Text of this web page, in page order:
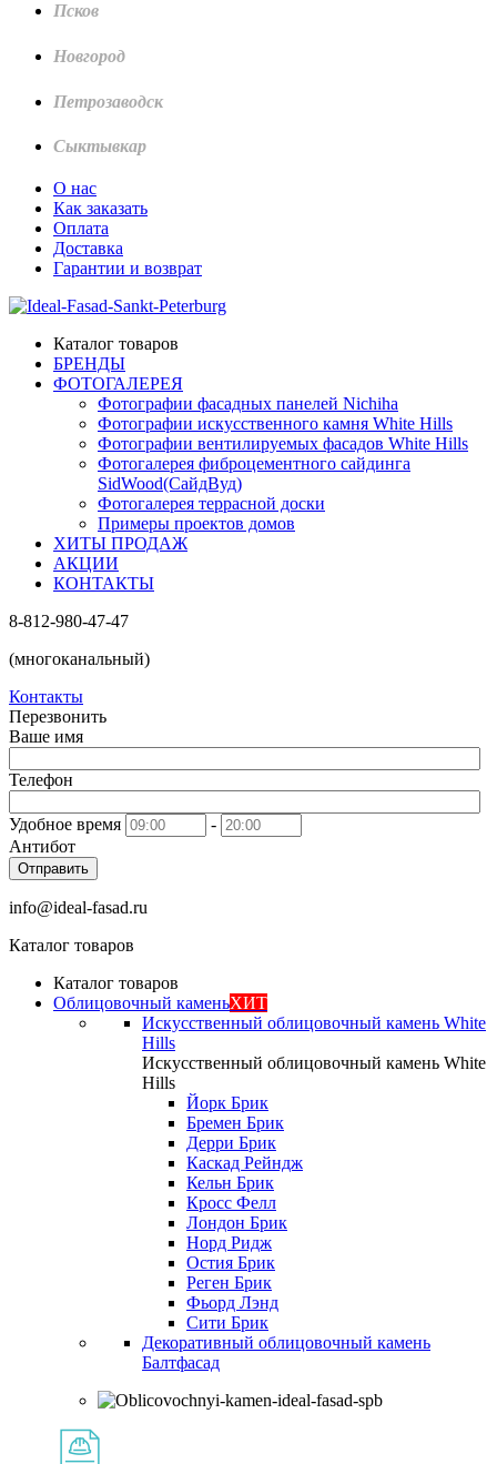
Псков
Новгород
Петрозаводск
Сыктывкар
О нас
Как заказать
Оплата
Доставка
Гарантии и возврат
Каталог товаров
БРЕНДЫ
ФОТОГАЛЕРЕЯ
Фотографии фасадных панелей Nichiha
Фотографии искусственного камня White Hills
Фотографии вентилируемых фасадов White Hills
Фотогалерея фиброцементного сайдинга
SidWood(СайдВуд)
Фотогалерея террасной доски
Примеры проектов домов
ХИТЫ ПРОДАЖ
АКЦИИ
КОНТАКТЫ
8-812-980-47-47
(многоканальный)
Контакты
Перезвонить
Ваше имя
Телефон
Удобное время
-
Антибот
Отправить
info@ideal-fasad.ru
Каталог товаров
Каталог товаров
Облицовочный каменьХИТ
Искусственный облицовочный камень White
Hills
Искусственный облицовочный камень White
Hills
Йорк Брик
Бремен Брик
Дерри Брик
Каскад Рейндж
Кельн Брик
Кросс Фелл
Лондон Брик
Норд Ридж
Остия Брик
Реген Брик
Фьорд Лэнд
Сити Брик
Декоративный облицовочный камень
Балтфасад